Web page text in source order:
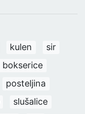
kulen
sir
bokserice
posteljina
slušalice